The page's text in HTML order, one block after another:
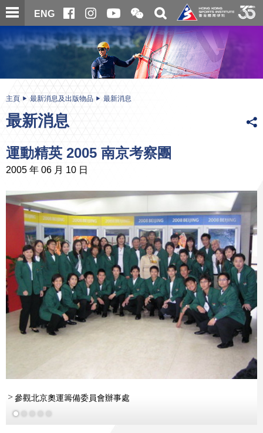
跳
至
內
ENG
開
合
微
信
二
維
碼
關
搜
尋
内
主頁 最新消息及出版物品 最新消息
最新消息
運動精英 2005 南京考察團
2005 年 06 月 10 日
參觀北京奧運籌備委員會辦事處